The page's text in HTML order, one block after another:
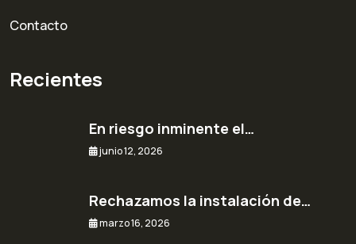
Contacto
Recientes
En riesgo inminente el…
junio 12, 2026
Rechazamos la instalación de…
marzo 16, 2026